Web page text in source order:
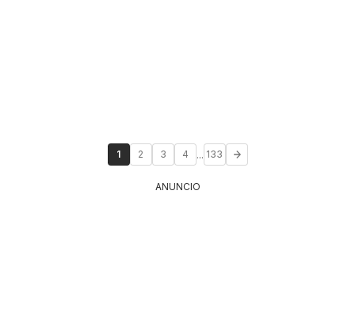
1 2 3 4 ... 133
ANUNCIO